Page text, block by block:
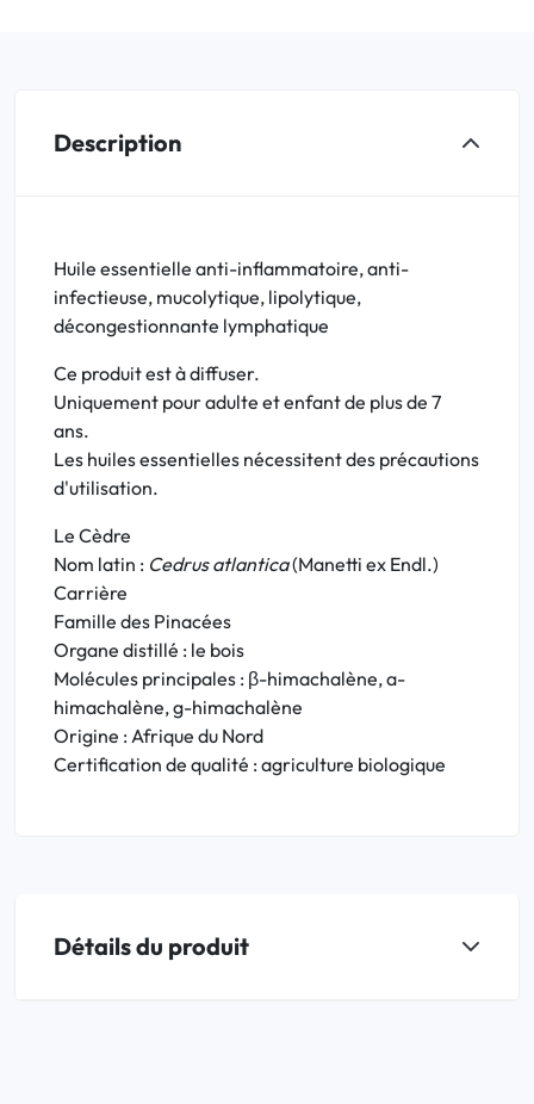
Description
Huile essentielle anti-inflammatoire, anti-
infectieuse, mucolytique, lipolytique,
décongestionnante lymphatique
Ce produit est à diffuser.
Uniquement pour adulte et enfant de plus de 7
ans.
Les huiles essentielles nécessitent des précautions
d'utilisation.
Le Cèdre
Nom latin : Cedrus atlantica(Manetti ex Endl.)
Carrière
Famille des Pinacées
Organe distillé : le bois
Molécules principales : β-himachalène, a-
himachalène, g-himachalène
Origine : Afrique du Nord
Certification de qualité : agriculture biologique
Détails du produit